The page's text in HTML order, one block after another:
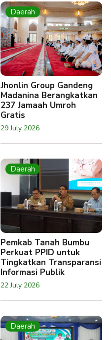
Daerah
Jhonlin Group Gandeng
Madanina Berangkatkan
237 Jamaah Umroh
Gratis
29 July 2026
Daerah
Pemkab Tanah Bumbu
Perkuat PPID untuk
Tingkatkan Transparansi
Informasi Publik
22 July 2026
Daerah